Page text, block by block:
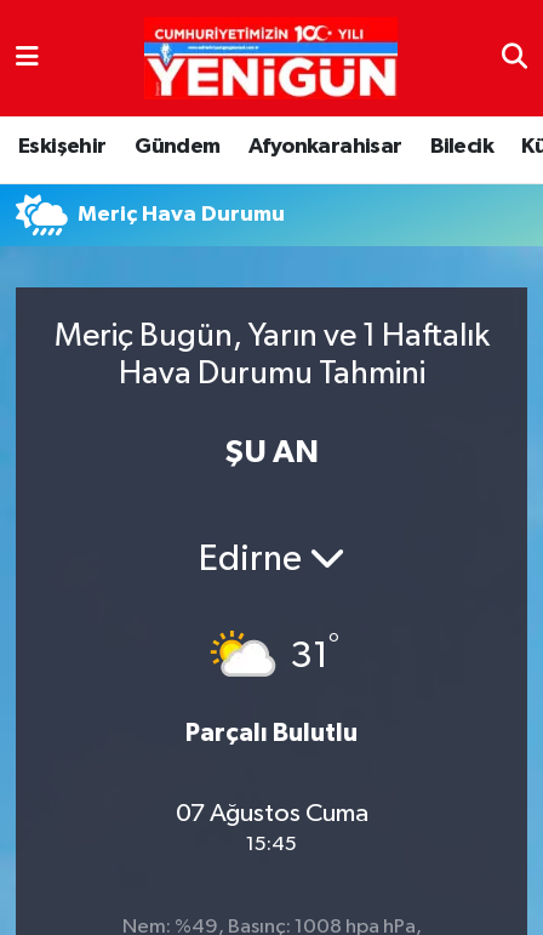
Eskişehir Gündem Afyonkarahisar Bilecik
Meriç Hava Durumu
Meriç Bugün, Yarın ve 1 Haftalık
Hava Durumu Tahmini
ŞU AN
Edirne
31 °
Parçalı Bulutlu
07 Ağustos Cuma
15:45
Nem: %49, Basınç: 1008 hpa hPa,
Nöbetçi Eczaneler
Hava Durumu
Trafik Durumu
Tüm Manşetler